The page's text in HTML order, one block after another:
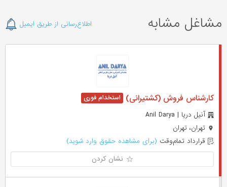
مشاغل مشابه اطلاع‌رسانی از طریق ایمیل
کارشناس فروش (کشتیرانی)
آنیل دریا | Anil Darya
تهران، تهران
قرارداد تمام‌وقت (برای مشاهده حقوق وارد شوید)
نشان کردن